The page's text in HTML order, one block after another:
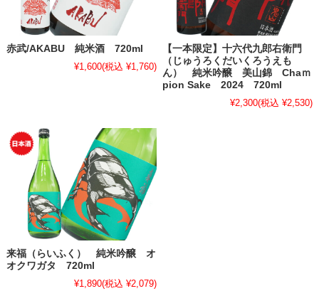
赤武/AKABU 純米酒 720ml
¥1,600(税込 ¥1,760)
【一本限定】十六代九郎右衛門
（じゅうろくだいくろうえも
ん） 純米吟醸 美山錦 Chaｍ
pion Sake 2024 720ml
¥2,300(税込 ¥2,530)
来福（らいふく） 純米吟醸 オ
オクワガタ 720ml
¥1,890(税込 ¥2,079)